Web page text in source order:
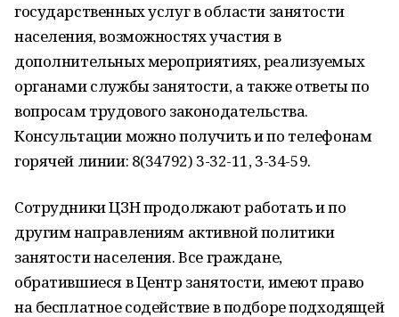
государственных услуг в области занятости
населения, возможностях участия в
дополнительных мероприятиях, реализуемых
органами службы занятости, а также ответы по
вопросам трудового законодательства.
Консультации можно получить и по телефонам
горячей линии: 8(34792) 3-32-11, 3-34-59.
Сотрудники ЦЗН продолжают работать и по
другим направлениям активной политики
занятости населения. Все граждане,
обратившиеся в Центр занятости, имеют право
на бесплатное содействие в подборе подходящей